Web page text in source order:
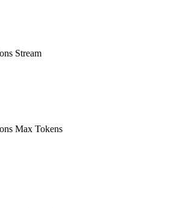
Stream
Max Tokens